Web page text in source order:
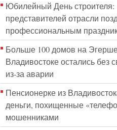
Юбилейный День строителя:
представителей отрасли
профессиональным
Больше 100 домов на
Владивостоке остались без
из-за аварии
Пенсионерке из
деньги, похищенные
мошенниками